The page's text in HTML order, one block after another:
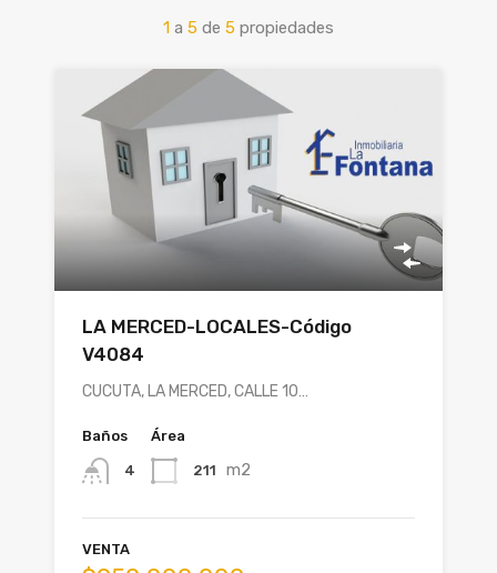
1 a 5 de 5 propiedades
LA MERCED-LOCALES-Código
V4084
CUCUTA, LA MERCED, CALLE 10…
Baños
4
Área
211 m2
VENTA